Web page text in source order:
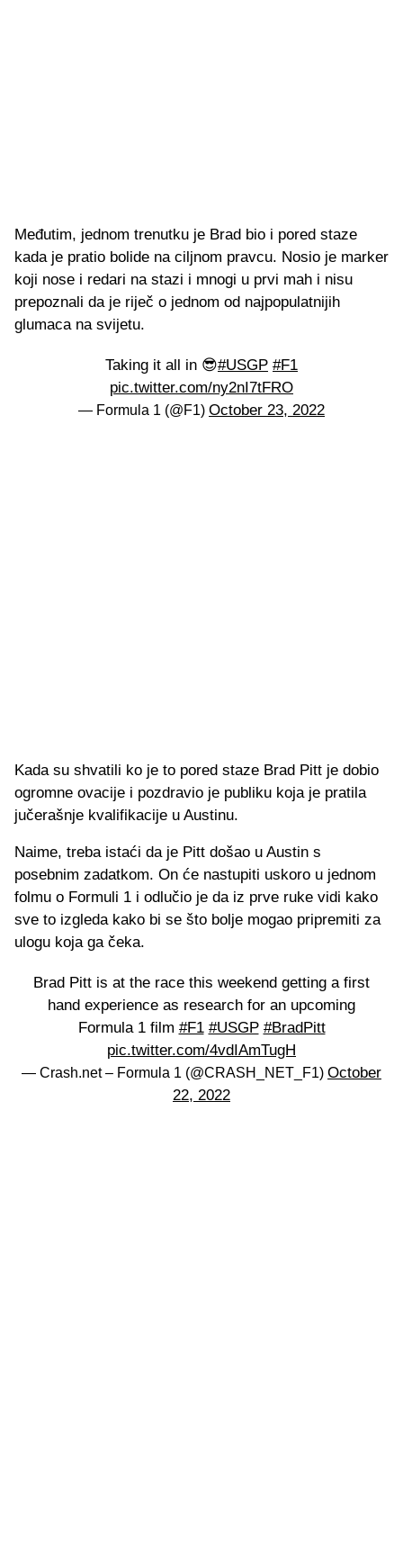
Međutim, jednom trenutku je Brad bio i pored staze
kada je pratio bolide na ciljnom pravcu. Nosio je marker
koji nose i redari na stazi i mnogi u prvi mah i nisu
prepoznali da je riječ o jednom od najpopulatnijih
glumaca na svijetu.
Taking it all in 😎#USGP #F1
pic.twitter.com/ny2nI7tFRO
— Formula 1 (@F1) October 23, 2022
Kada su shvatili ko je to pored staze Brad Pitt je dobio
ogromne ovacije i pozdravio je publiku koja je pratila
jučerašnje kvalifikacije u Austinu.
Naime, treba istaći da je Pitt došao u Austin s
posebnim zadatkom. On će nastupiti uskoro u jednom
folmu o Formuli 1 i odlučio je da iz prve ruke vidi kako
sve to izgleda kako bi se što bolje mogao pripremiti za
ulogu koja ga čeka.
Brad Pitt is at the race this weekend getting a first
hand experience as research for an upcoming
Formula 1 film #F1 #USGP #BradPitt
pic.twitter.com/4vdIAmTugH
— Crash.net – Formula 1 (@CRASH_NET_F1) October
22, 2022